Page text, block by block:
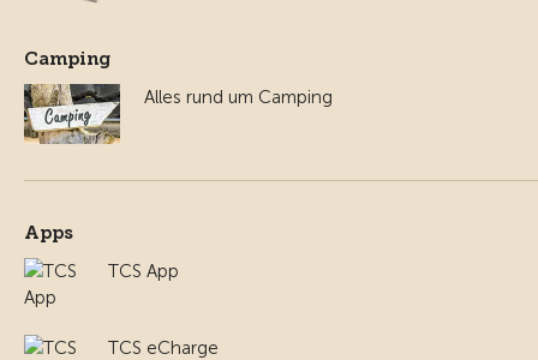
Camping
Alles rund um Camping
Apps
TCS App
TCS eCharge